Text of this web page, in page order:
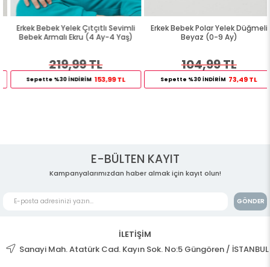
Erkek Bebek Yelek Çıtçıtlı Sevimli
Bebek Armalı Ekru (4 Ay-4 Yaş)
219,99 TL
Sepette %30 İNDİRİM 153,99 TL
Erkek Bebek Polar Yelek Düğmeli
Beyaz (0-9 Ay)
104,99 TL
Sepette %30 İNDİRİM 73,49 TL
E-BÜLTEN KAYIT
Kampanyalarımızdan haber almak için kayıt olun!
GÖNDER
İLETİŞİM
Sanayi Mah. Atatürk Cad. Kayın Sok. No:5 Güngören / İSTANBUL